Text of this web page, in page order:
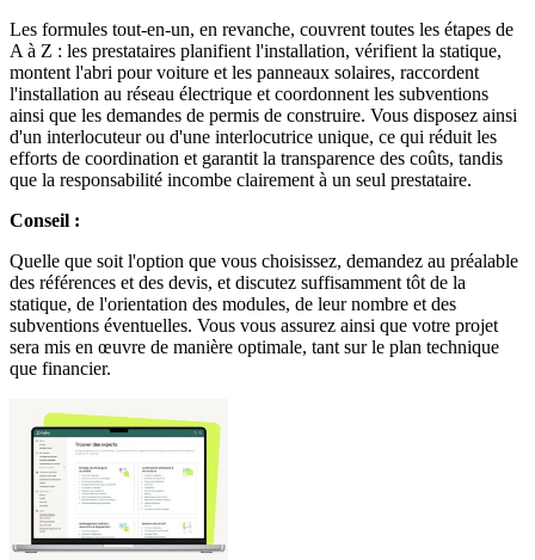
Les formules tout-en-un, en revanche, couvrent toutes les étapes de
A à Z : les prestataires planifient l'installation, vérifient la statique,
montent l'abri pour voiture et les panneaux solaires, raccordent
l'installation au réseau électrique et coordonnent les subventions
ainsi que les demandes de permis de construire. Vous disposez ainsi
d'un interlocuteur ou d'une interlocutrice unique, ce qui réduit les
efforts de coordination et garantit la transparence des coûts, tandis
que la responsabilité incombe clairement à un seul prestataire.
Conseil :
Quelle que soit l'option que vous choisissez, demandez au préalable
des références et des devis, et discutez suffisamment tôt de la
statique, de l'orientation des modules, de leur nombre et des
subventions éventuelles. Vous vous assurez ainsi que votre projet
sera mis en œuvre de manière optimale, tant sur le plan technique
que financier.